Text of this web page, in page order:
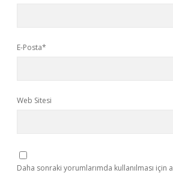
E-Posta*
Web Sitesi
Daha sonraki yorumlarımda kullanılması için